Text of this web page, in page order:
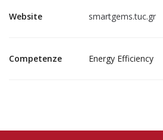
Website smartgems.tuc.gr
Competenze Energy Efficiency